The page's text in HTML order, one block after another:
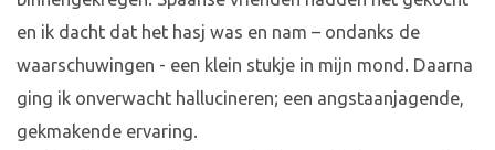
en ik dacht dat het hasj was en nam – ondanks de
waarschuwingen - een klein stukje in mijn mond. Daarna
ging ik onverwacht hallucineren; een angstaanjagende,
gekmakende ervaring.